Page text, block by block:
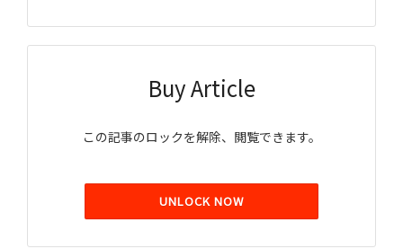
Buy Article
この記事のロックを解除、閲覧できます。
UNLOCK NOW